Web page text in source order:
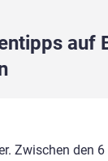
Zwischen den